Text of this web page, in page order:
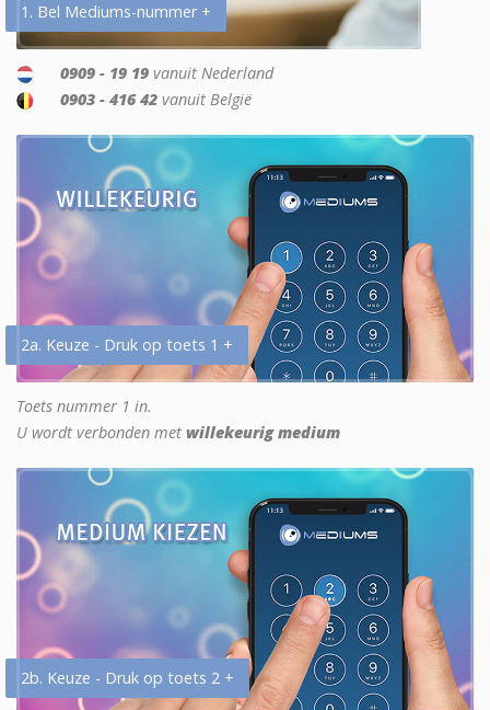
1. Bel Mediums-nummer +
0909 - 19 19 vanuit Nederland
0903 - 416 42 vanuit België
2a. Keuze - Druk op toets 1 +
Toets nummer 1 in.
U wordt verbonden met willekeurig medium
2b. Keuze - Druk op toets 2 +